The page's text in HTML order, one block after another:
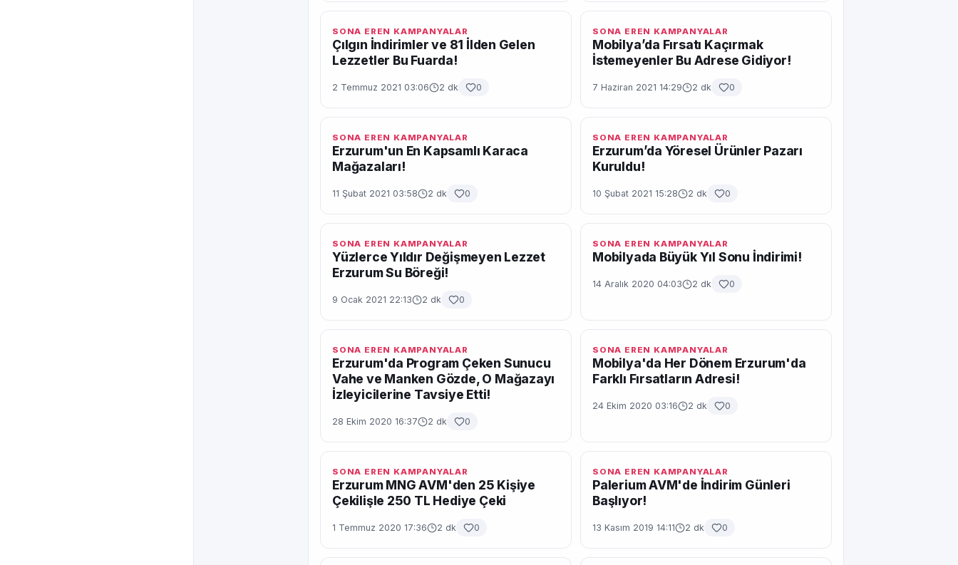
SONA EREN KAMPANYALAR
Çılgın İndirimler ve 81 İlden Gelen
Lezzetler Bu Fuarda!
2 Temmuz 2021 03:06 2 dk 0
SONA EREN KAMPANYALAR
Mobilya’da Fırsatı Kaçırmak
İstemeyenler Bu Adrese Gidiyor!
7 Haziran 2021 14:29 2 dk 0
SONA EREN KAMPANYALAR
Erzurum'un En Kapsamlı Karaca
Mağazaları!
11 Şubat 2021 03:58 2 dk 0
SONA EREN KAMPANYALAR
Erzurum’da Yöresel Ürünler Pazarı
Kuruldu!
10 Şubat 2021 15:28 2 dk 0
SONA EREN KAMPANYALAR
Yüzlerce Yıldır Değişmeyen Lezzet
Erzurum Su Böreği!
9 Ocak 2021 22:13 2 dk 0
SONA EREN KAMPANYALAR
Mobilyada Büyük Yıl Sonu İndirimi!
14 Aralık 2020 04:03 2 dk 0
SONA EREN KAMPANYALAR
Erzurum'da Program Çeken Sunucu
Vahe ve Manken Gözde, O Mağazayı
İzleyicilerine Tavsiye Etti!
28 Ekim 2020 16:37 2 dk 0
SONA EREN KAMPANYALAR
Mobilya'da Her Dönem Erzurum'da
Farklı Fırsatların Adresi!
24 Ekim 2020 03:16 2 dk 0
SONA EREN KAMPANYALAR
Erzurum MNG AVM'den 25 Kişiye
Çekilişle 250 TL Hediye Çeki
1 Temmuz 2020 17:36 2 dk 0
SONA EREN KAMPANYALAR
Palerium AVM'de İndirim Günleri
Başlıyor!
13 Kasım 2019 14:11 2 dk 0